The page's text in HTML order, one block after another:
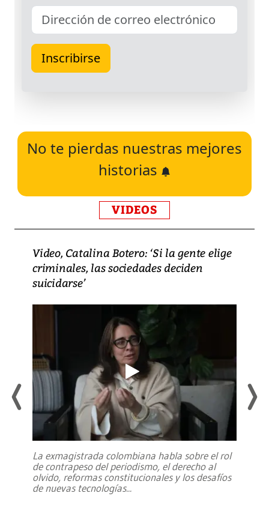
No te pierdas nuestras mejores
historias
VIDEOS
Video, Catalina Botero: ‘Si la gente elige
criminales, las sociedades deciden
suicidarse’
La exmagistrada colombiana habla sobre el rol
de contrapeso del periodismo, el derecho al
olvido, reformas constitucionales y los desafíos
de nuevas tecnologías...